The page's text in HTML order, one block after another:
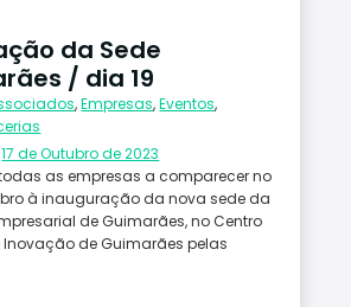
da Sede
/ dia 19
,Empresas,Eventos,
17 de Outubro de 2023
as empresas a comparecer no
à inauguração da nova sede da
de Guimarães, no Centro
Inovação de Guimarães pelas